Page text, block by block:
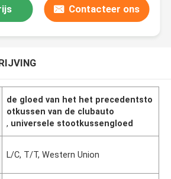
Contacteer ons
de gloed van het het precedentsto
otkussen van de clubauto
, universele stootkussengloed
L/C, T/T, Western Union